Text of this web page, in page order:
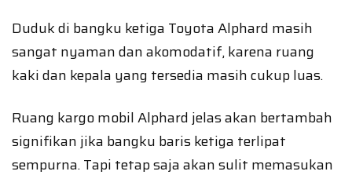
Duduk di bangku ketiga Toyota Alphard masih
sangat nyaman dan akomodatif, karena ruang
kaki dan kepala yang tersedia masih cukup luas.
Ruang kargo mobil Alphard jelas akan bertambah
signifikan jika bangku baris ketiga terlipat
sempurna. Tapi tetap saja akan sulit memasukan